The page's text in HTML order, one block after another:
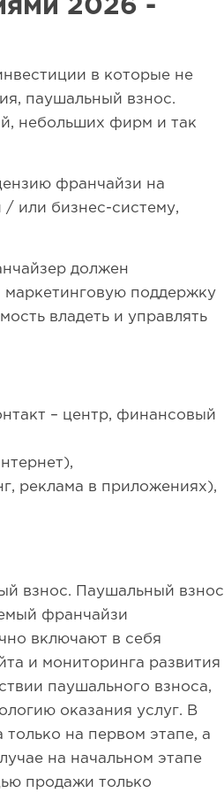
2026 -
в которые не
паушальный взнос.
небольших фирм и так
франчайзи на
/ или бизнес-систему,
должен
маркетинговую поддержку
владеть и управлять
– центр, финансовый
реклама в приложениях),
взнос. Паушальный взнос
франчайзи
включают в себя
и мониторинга развития
паушального взноса,
оказания услуг. В
на первом этапе, а
на начальном этапе
продажи только